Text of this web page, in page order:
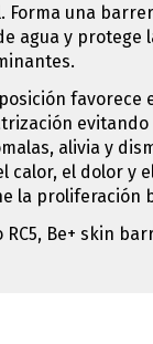
Forma una
agua y protege
favorece
alivia y
calor, el dolor y
la proliferación
RC5, Be+ skin